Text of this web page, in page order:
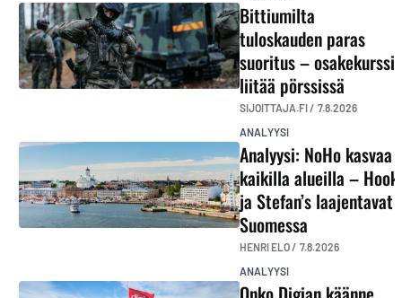
Bittiumilta
tuloskauden paras
suoritus – osakekurssi
liitää pörssissä
SIJOITTAJA.FI / 7.8.2026
ANALYYSI
Analyysi: NoHo kasvaa
kaikilla alueilla – Hook
ja Stefan’s laajentavat
Suomessa
HENRI ELO / 7.8.2026
ANALYYSI